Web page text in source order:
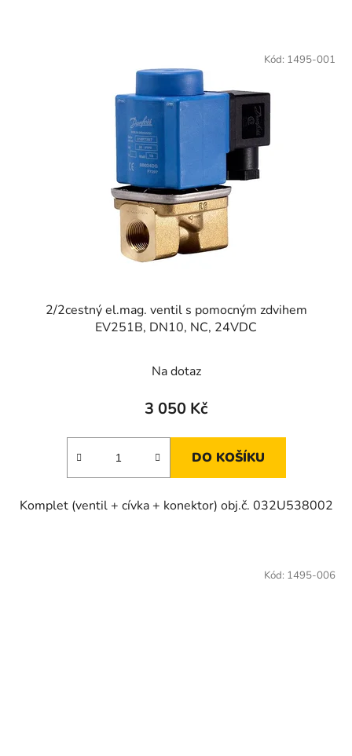
2/2cestný el.mag. ventil s pomocným zdvihem
EV251B, DN10, NC, 24VDC
Na dotaz
3 050 Kč
DO KOŠÍKU
Komplet (ventil + cívka + konektor) obj.č. 032U538002
Kód: 1495-001
Kód: 1495-006